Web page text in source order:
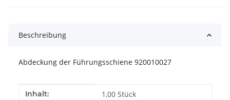
Beschreibung
Abdeckung der Führungsschiene 920010027
Produkteigenschaft
Wert
Inhalt: 1,00 Stück